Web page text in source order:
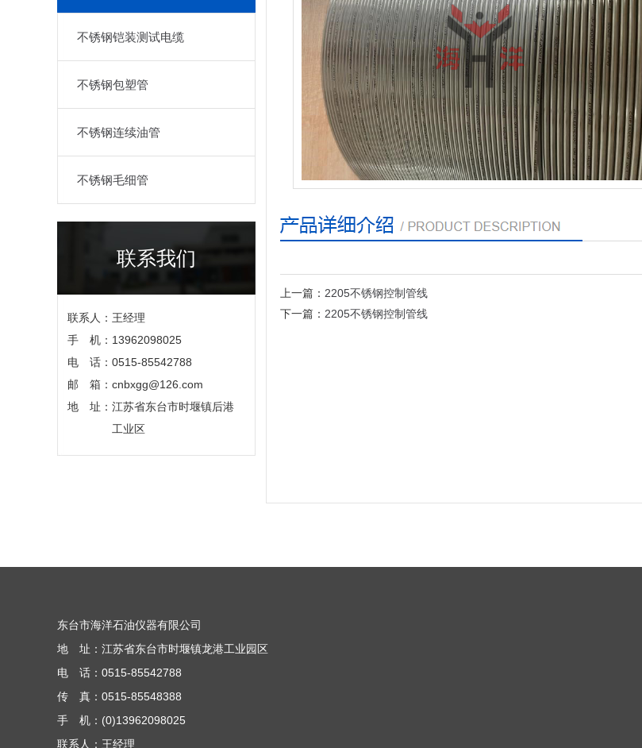
不锈钢铠装测试电缆
不锈钢包塑管
不锈钢连续油管
不锈钢毛细管
联系我们
联系人：王经理
手 机：13962098025
电 话：0515-85542788
邮 箱：cnbxgg@126.com
地 址：江苏省东台市时堰镇后港
工业区
上一篇： 2205不锈钢控制管线
下一篇： 2205不锈钢控制管线
东台市海洋石油仪器有限公司
地 址：江苏省东台市时堰镇龙港工业园区
电 话：0515-85542788
传 真：0515-85548388
手 机：(0)13962098025
联系人：王经理